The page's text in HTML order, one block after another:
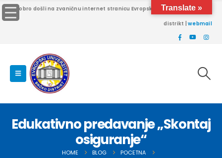
Dobro došli na zvaničnu internet stranicu Evropskog univerziteta Brčko
distrikt |webmail
Edukativno predavanje „Skontaj
osiguranje“
HOME BLOG
POCETNA
Translate »